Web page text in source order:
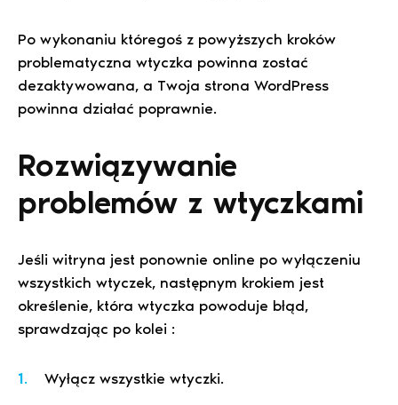
Po wykonaniu któregoś z powyższych kroków
problematyczna wtyczka powinna zostać
dezaktywowana, a Twoja strona WordPress
powinna działać poprawnie.
Rozwiązywanie
problemów z wtyczkami
Jeśli witryna jest ponownie online po wyłączeniu
wszystkich wtyczek, następnym krokiem jest
określenie, która wtyczka powoduje błąd,
sprawdzając po kolei :
Wyłącz wszystkie wtyczki.